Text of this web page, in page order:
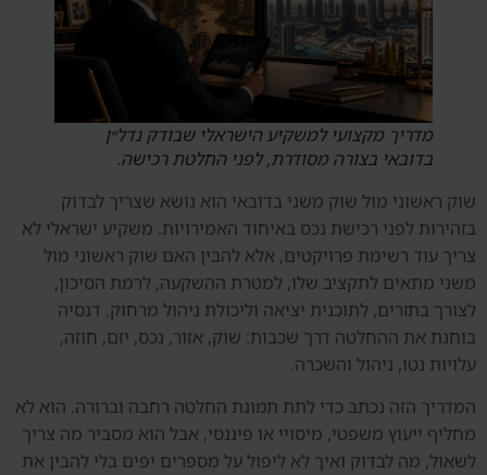
מדריך מקצועי למשקיע הישראלי שבודק נדל״ן
בדובאי בצורה מסודרת, לפני החלטת רכישה.
שוק ראשוני מול שוק משני בדובאי הוא נושא שצריך לבדוק
בזהירות לפני רכישת נכס באיחוד האמירויות. משקיע ישראלי לא
צריך עוד רשימת פרויקטים, אלא להבין האם שוק ראשוני מול
משני מתאים לתקציב שלו, למטרת ההשקעה, לרמת הסיכון,
לצורך בתזרים, לתוכנית יציאה וליכולת ניהול מרחוק. דנסיה
בוחנת את ההחלטה דרך שכבות: שוק, אזור, נכס, יזם, חוזה,
עלויות נטו, ניהול והשכרה.
המדריך הזה נכתב כדי לתת תמונת החלטה רחבה וברורה. הוא לא
מחליף ייעוץ משפטי, מיסויי או פיננסי, אבל הוא מסביר מה צריך
לשאול, מה לבדוק ואיך לא ליפול על מספרים יפים בלי להבין את